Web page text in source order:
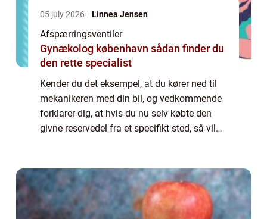
05 july 2026 Linnea Jensen
Afspærringsventiler
Gynækolog københavn sådan finder du
den rette specialist
Kender du det eksempel, at du kører ned til
mekanikeren med din bil, og vedkommende
forklarer dig, at hvis du nu selv købte den
givne reservedel fra et specifikt sted, så vil